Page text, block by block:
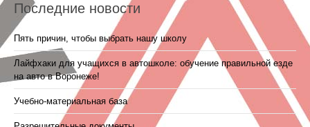
Последние новости
Пять причин, чтобы выбрать нашу школу
Лайфхаки для учащихся в автошколе: обучение правильной езде
на авто в Воронеже!
Учебно-материальная база